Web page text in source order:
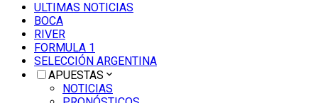
ULTIMAS NOTICIAS
BOCA
RIVER
FORMULA 1
SELECCIÓN ARGENTINA
APUESTAS
NOTICIAS